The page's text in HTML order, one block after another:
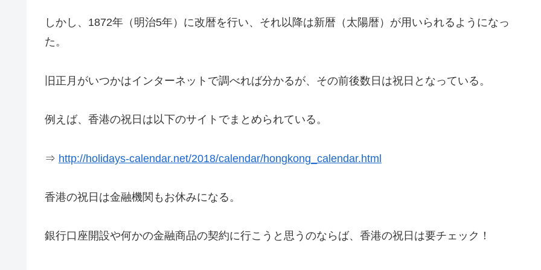
しかし、1872年（明治5年）に改暦を行い、それ以降は新暦（太陽暦）が用いられるようになっ
た。
旧正月がいつかはインターネットで調べれば分かるが、その前後数日は祝日となっている。
例えば、香港の祝日は以下のサイトでまとめられている。
⇒ http://holidays-calendar.net/2018/calendar/hongkong_calendar.html
香港の祝日は金融機関もお休みになる。
銀行口座開設や何かの金融商品の契約に行こうと思うのならば、香港の祝日は要チェック！